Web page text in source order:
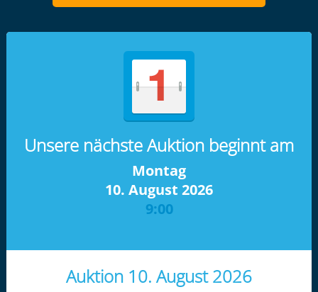
Unsere nächste Auktion beginnt am
Montag
10. August 2026
9:00
Auktion 10. August 2026